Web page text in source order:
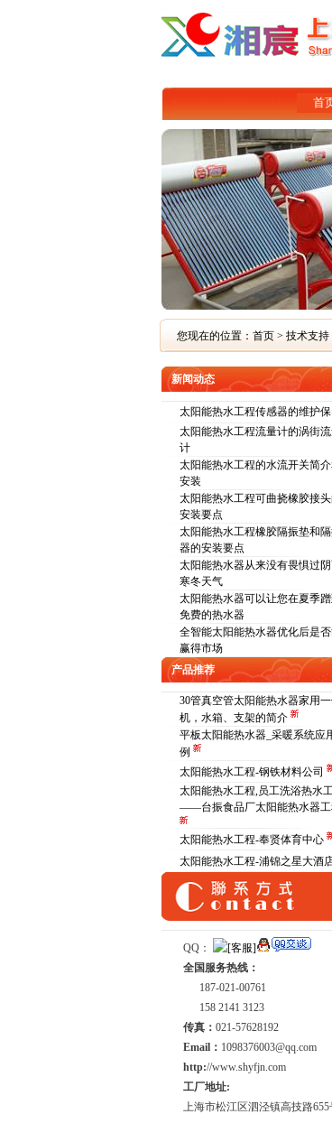
首
您现在的位置： 首页> 技术支持
新闻动态
太阳能热水工程传感器的维护
太阳能热水工程流量计的涡街
计
太阳能热水工程的水流开关简
安装
太阳能热水工程可曲挠橡胶接
安装要点
太阳能热水工程橡胶隔振垫和
器的安装要点
太阳能热水器从来没有畏惧过
寒冬天气
太阳能热水器可以让您在夏季蹭
免费的热水器
全智能太阳能热水器优化后是
赢得市场
产品推荐
30管真空管太阳能热水器家用
机，水箱、支架的简介
平板太阳能热水器_采暖系统应
例
太阳能热水工程-钢铁材料公司
太阳能热水工程,员工洗浴热水
——台振食品厂太阳能热水器工
太阳能热水工程-奉贤体育中心
太阳能热水工程-浦锦之星大酒
QQ：
全国服务热线：
187-021-00761
158 2141 3123
传真： 021-57628192
Email： 1098376003@qq.com
http://www.shyfjn.com
工厂地址:
上海市松江区泗泾镇高技路655